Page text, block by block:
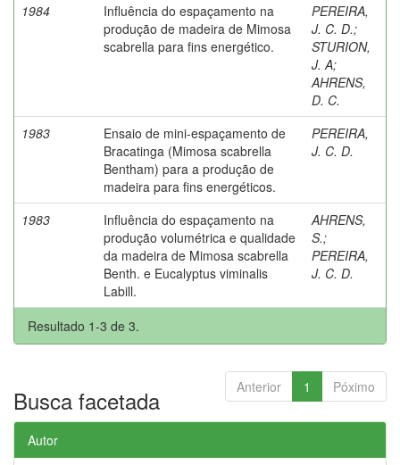
1984
Influência do espaçamento na
produção de madeira de Mimosa
scabrella para fins energético.
PEREIRA,
J. C. D.;
STURION,
J. A;
AHRENS,
D. C.
1983
Ensaio de mini-espaçamento de
Bracatinga (Mimosa scabrella
Bentham) para a produção de
madeira para fins energéticos.
PEREIRA,
J. C. D.
1983
Influência do espaçamento na
produção volumétrica e qualidade
da madeira de Mimosa scabrella
Benth. e Eucalyptus viminalis
Labill.
AHRENS,
S.;
PEREIRA,
J. C. D.
Resultado 1-3 de 3.
Anterior 1 Póximo
Busca facetada
Autor